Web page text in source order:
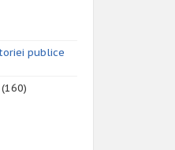
publice
(160)